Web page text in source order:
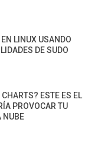
LINUX USANDO
DE SUDO
ESTE ES EL
PROVOCAR TU
NUBE